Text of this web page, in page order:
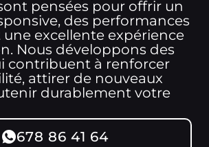
pensées pour offrir un
des performances
excellente expérience
Nous développons des
contribuent à renforcer
attirer de nouveaux
durablement votre
678 86 41 64